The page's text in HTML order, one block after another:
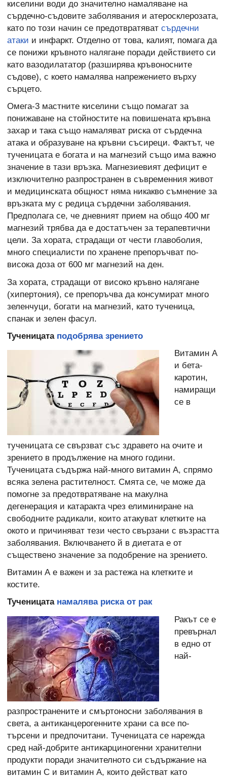
киселини води до значително намаляване на
сърдечно-съдовите заболявания и атеросклерозата,
като по този начин се предотвратяват сърдечни
атаки и инфаркт. Отделно от това, калият, помага да
се понижи кръвното налягане поради действието си
като вазодилататор (разширява кръвоносните
съдове), с което намалява напрежението върху
сърцето.
Омега-3 мастните киселини също помагат за
понижаване на стойностите на повишената кръвна
захар и така също намаляват риска от сърдечна
атака и образуване на кръвни съсиреци. Фактът, че
тученицата е богата и на магнезий също има важно
значение в тази връзка. Магнезиевият дефицит е
изключително разпространен в съвременния живот
и медицинската общност няма никакво съмнение за
връзката му с редица сърдечни заболявания.
Предполага се, че дневният прием на общо 400 мг
магнезий трябва да е достатъчен за терапевтични
цели. За хората, страдащи от чести главоболия,
много специалисти по хранене препоръчват по-
висока доза от 600 мг магнезий на ден.
За хората, страдащи от високо кръвно налягане
(хипертония), се препоръчва да консумират много
зеленчуци, богати на магнезий, като тученица,
спанак и зелен фасул.
Тученицата подобрява зрението
Витамин А
и бета-
каротин,
намиращи
се в
тученицата се свързват със здравето на очите и
зрението в продължение на много години.
Тученицата съдържа най-много витамин А, спрямо
всяка зелена растителност. Смята се, че може да
помогне за предотвратяване на макулна
дегенерация и катаракта чрез елиминиране на
свободните радикали, които атакуват клетките на
окото и причиняват тези често свързани с възрастта
заболявания. Включването й в диетата е от
съществено значение за подобрение на зрението.
Витамин А е важен и за растежа на клетките и
костите.
Тученицатанамалява риска от рак
Ракът се е
превърнал
в едно от
най-
разпространените и смъртоносни заболявания в
света, а антиканцерогенните храни са все по-
търсени и предпочитани. Тученицата се нарежда
сред най-добрите антикарциногенни хранителни
продукти поради значителното си съдържание на
витамин С и витамин А, които действат като